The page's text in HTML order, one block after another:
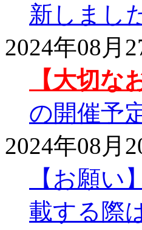
新しまし
2024年08月
【大切な
の開催予
2024年08月
【お願
載する際